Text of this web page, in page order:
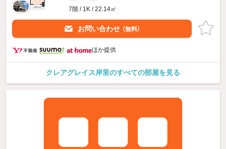
7階 / 1K / 22.14㎡
お問い合わせ （無料）
ほか提供
クレアグレイス岸里のすべての部屋を見る